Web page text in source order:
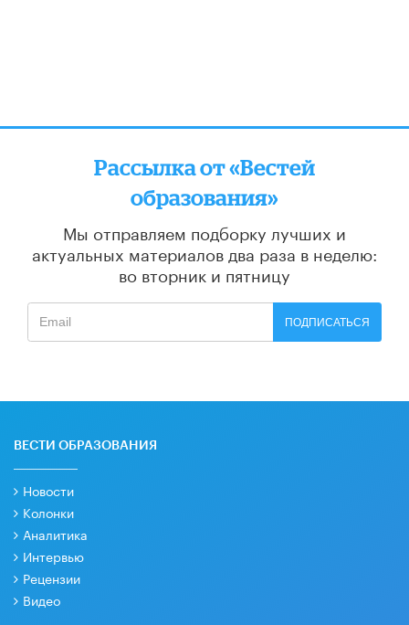
Рассылка от «Вестей
образования»
Мы отправляем подборку лучших и
актуальных материалов два раза в неделю:
во вторник и пятницу
ПОДПИСАТЬСЯ
ВЕСТИ ОБРАЗОВАНИЯ
Новости
Колонки
Аналитика
Интервью
Рецензии
Видео